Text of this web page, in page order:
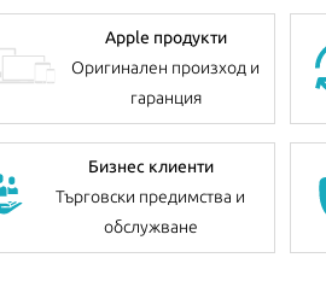
Apple продукти
Оригинален произход и
гаранция
Бизнес клиенти
Търговски предимства и
обслужване